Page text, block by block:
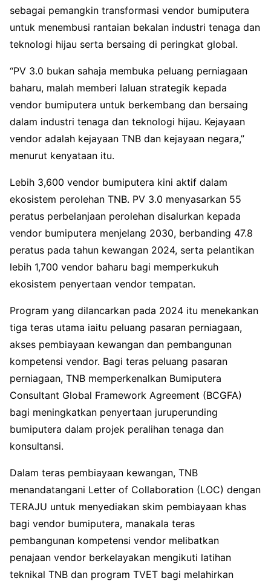
sebagai pemangkin transformasi vendor bumiputera
untuk menembusi rantaian bekalan industri tenaga dan
teknologi hijau serta bersaing di peringkat global.
“PV 3.0 bukan sahaja membuka peluang perniagaan
baharu, malah memberi laluan strategik kepada
vendor bumiputera untuk berkembang dan bersaing
dalam industri tenaga dan teknologi hijau. Kejayaan
vendor adalah kejayaan TNB dan kejayaan negara,”
menurut kenyataan itu.
Lebih 3,600 vendor bumiputera kini aktif dalam
ekosistem perolehan TNB. PV 3.0 menyasarkan 55
peratus perbelanjaan perolehan disalurkan kepada
vendor bumiputera menjelang 2030, berbanding 47.8
peratus pada tahun kewangan 2024, serta pelantikan
lebih 1,700 vendor baharu bagi memperkukuh
ekosistem penyertaan vendor tempatan.
Program yang dilancarkan pada 2024 itu menekankan
tiga teras utama iaitu peluang pasaran perniagaan,
akses pembiayaan kewangan dan pembangunan
kompetensi vendor. Bagi teras peluang pasaran
perniagaan, TNB memperkenalkan Bumiputera
Consultant Global Framework Agreement (BCGFA)
bagi meningkatkan penyertaan juruperunding
bumiputera dalam projek peralihan tenaga dan
konsultansi.
Dalam teras pembiayaan kewangan, TNB
menandatangani Letter of Collaboration (LOC) dengan
TERAJU untuk menyediakan skim pembiayaan khas
bagi vendor bumiputera, manakala teras
pembangunan kompetensi vendor melibatkan
penajaan vendor berkelayakan mengikuti latihan
teknikal TNB dan program TVET bagi melahirkan